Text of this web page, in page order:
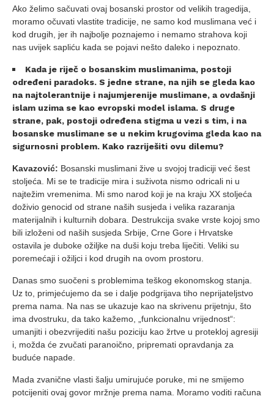
Ako želimo sačuvati ovaj bosanski prostor od velikih tragedija,
moramo očuvati vlastite tradicije, ne samo kod muslimana već i
kod drugih, jer ih najbolje poznajemo i nemamo strahova koji
nas uvijek sapliću kada se pojavi nešto daleko i nepoznato.
Kada je riječ o bosanskim muslimanima, postoji
određeni paradoks. S jedne strane, na njih se gleda kao
na najtolerantnije i najumjerenije muslimane, a ovdašnji
islam uzima se kao evropski model islama. S druge
strane, pak, postoji određena stigma u vezi s tim, i na
bosanske muslimane se u nekim krugovima gleda kao na
sigurnosni problem. Kako razriješiti ovu dilemu?
Kavazović: Bosanski muslimani žive u svojoj tradiciji već šest
stoljeća. Mi se te tradicije mira i suživota nismo odricali ni u
najtežim vremenima. Mi smo narod koji je na kraju XX stoljeća
doživio genocid od strane naših susjeda i velika razaranja
materijalnih i kulturnih dobara. Destrukcija svake vrste kojoj smo
bili izloženi od naših susjeda Srbije, Crne Gore i Hrvatske
ostavila je duboke ožiljke na duši koju treba liječiti. Veliki su
poremećaji i ožiljci i kod drugih na ovom prostoru.
Danas smo suočeni s problemima teškog ekonomskog stanja.
Uz to, primjećujemo da se i dalje podgrijava tiho neprijateljstvo
prema nama. Na nas se ukazuje kao na skrivenu prijetnju, što
ima dvostruku, da tako kažemo, „funkcionalnu vrijednost“:
umanjiti i obezvrijediti našu poziciju kao žrtve u protekloj agresiji
i, možda će zvučati paranoično, pripremati opravdanja za
buduće napade.
Mada zvanične vlasti šalju umirujuće poruke, mi ne smijemo
potcijeniti ovaj govor mržnje prema nama. Moramo voditi računa